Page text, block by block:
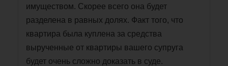
имуществом. Скорее всего она будет
разделена в равных долях. Факт того, что
квартира была куплена за средства
вырученные от квартиры вашего супруга
будет очень сложно доказать в суде.